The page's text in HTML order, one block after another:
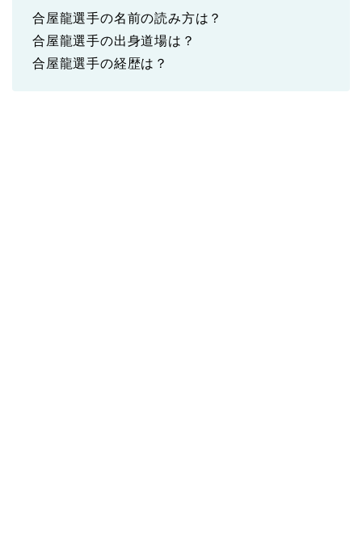
合屋龍選手の名前の読み方は？
合屋龍選手の出身道場は？
合屋龍選手の経歴は？